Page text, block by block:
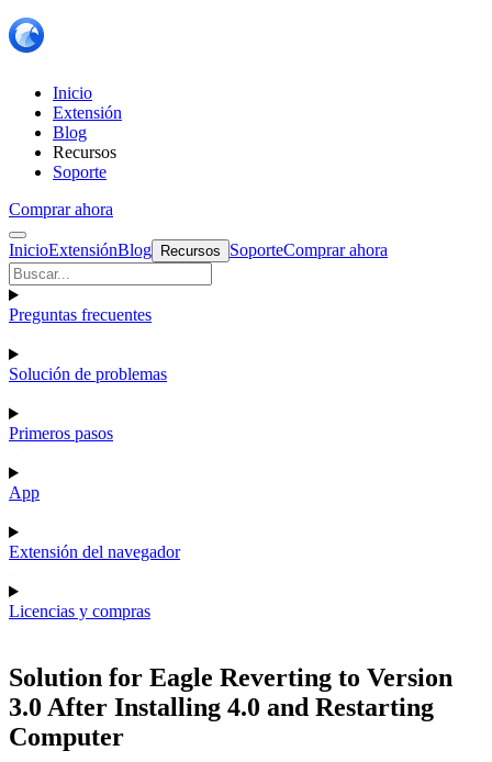
Inicio
Extensión
Blog
Recursos
Soporte
Comprar ahora
InicioExtensiónBlog Recursos SoporteComprar ahora
Preguntas frecuentes
Solución de problemas
Primeros pasos
App
Extensión del navegador
Licencias y compras
Solution for Eagle Reverting to Version
3.0 After Installing 4.0 and Restarting
Computer